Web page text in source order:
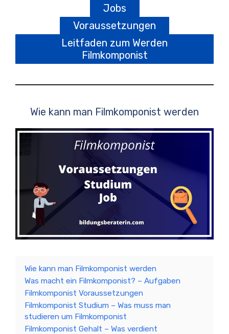
Jobs
Voraussetzungen
Leitfaden zum Werden
Filmkomponist
Wie kann man Filmkomponist werden
Wie kann man Filmkomponist werden
Was macht ein Filmkomponist? – Aufgaben
Filmkomponist Voraussetzungen
Filmkomponist Studium – Was muss man
studieren um Filmkomponist
Filmkomponist Gehalt – Was verdient